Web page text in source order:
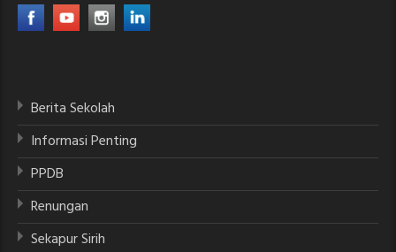
Berita Sekolah
Informasi Penting
PPDB
Renungan
Sekapur Sirih